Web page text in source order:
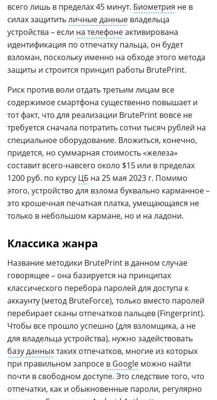
всего лишь в пределах 45 минут. Биометрия не в
силах защититьличные данные владельца
устройства – если на телефонеактивирована
идентификация по отпечатку пальца, он будет
взломан, поскольку именно на обходе этого метода
защиты и строится принцип работы BrutePrint.
Риск против воли отдать третьим лицам все
содержимое смартфона существенно повышает и
тот факт, что для реализации BrutePrint вовсе не
требуется сначала потратить сотни тысяч рублей на
специальное оборудование. Вложиться, конечно,
придется, но суммарная стоимость «железа»
составит всего-навсего около $15 или в пределах
1200 руб. по курсу ЦБ на 25 мая 2023 г. Помимо
этого, устройство для взлома буквально карманное –
это крошечная печатная платка, умещающаяся не
только в небольшом кармане, но и на ладони.
Классика жанра
Название методики BrutePrint в данном случае
говорящее – она базируется на принципах
классического перебора паролей для доступа к
аккаунту (метод BruteForce), только вместо паролей
перебирает сканы отпечатков пальцев (Fingerprint).
Чтобы все прошло успешно (для взломщика, а не
для владельца устройства), нужно задействовать
базу данныхтаких отпечатков, многие из которых
при правильном запросе в Google можно найти
почти в свободном доступе. Это следствие того, что
отпечатки, как и обыкновенные пароли, регулярно